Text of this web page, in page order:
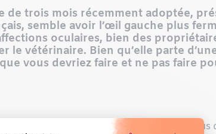
trois mois récemment adoptée,
semble avoir l’œil gauche plus
oculaires, bien des
le vétérinaire. Bien qu’elle parte
vous devriez faire et ne pas faire
décrits, votre équipe vétérinaire